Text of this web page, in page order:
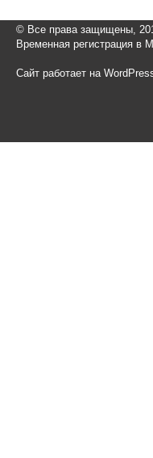
© Все права защищены,
Временная регистрация в
Сайт работает на